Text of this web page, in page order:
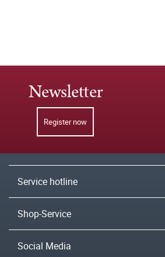
Newsletter
Register now
Service hotline
Shop-Service
Social Media